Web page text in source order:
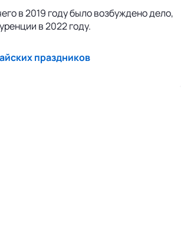
в 2019 году было возбуждено дело,
в 2022 году.
праздников